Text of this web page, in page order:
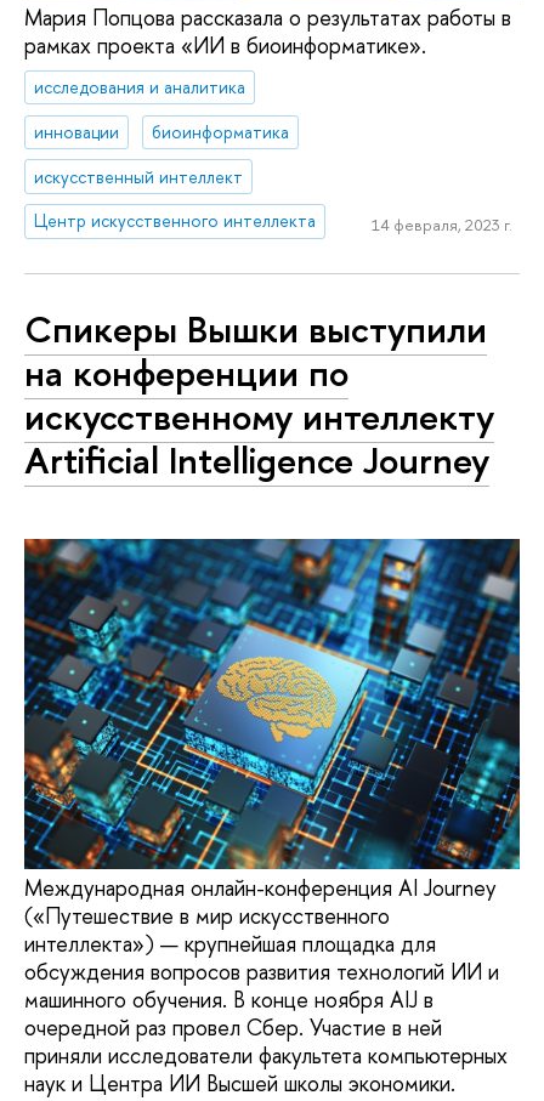
Мария Попцова рассказала о результатах работы в
рамках проекта «ИИ в биоинформатике».
исследования и аналитика
инновации
биоинформатика
искусственный интеллект
Центр искусственного интеллекта
14 февраля, 2023 г.
Спикеры Вышки выступили
на конференции по
искусственному интеллекту
Artificial Intelligence Journey
Международная онлайн-конференция AI Journey
(«Путешествие в мир искусственного
интеллекта») — крупнейшая площадка для
обсуждения вопросов развития технологий ИИ и
машинного обучения. В конце ноября AIJ в
очередной раз провел Сбер. Участие в ней
приняли исследователи факультета компьютерных
наук и Центра ИИ Высшей школы экономики.